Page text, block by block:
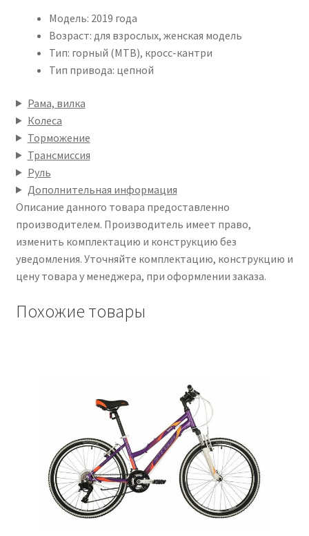
Модель: 2019 года
Возраст: для взрослых, женская модель
Тип: горный (MTB), кросс-кантри
Тип привода: цепной
Рама, вилка
Колеса
Торможение
Трансмиссия
Руль
Дополнительная информация
Описание данного товара предоставленно
производителем. Производитель имеет право,
изменить комплектацию и конструкцию без
уведомления. Уточняйте комплектацию, конструкцию и
цену товара у менеджера, при оформлении заказа.
Похожие товары